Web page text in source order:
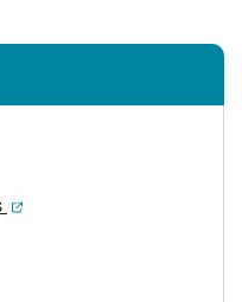
(ouverture dans un